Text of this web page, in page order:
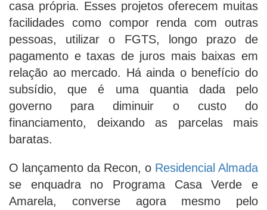
casa própria. Esses projetos oferecem muitas
facilidades como compor renda com outras
pessoas, utilizar o FGTS, longo prazo de
pagamento e taxas de juros mais baixas em
relação ao mercado. Há ainda o benefício do
subsídio, que é uma quantia dada pelo
governo para diminuir o custo do
financiamento, deixando as parcelas mais
baratas.
O lançamento da Recon, o Residencial Almada
se enquadra no Programa Casa Verde e
Amarela, converse agora mesmo pelo